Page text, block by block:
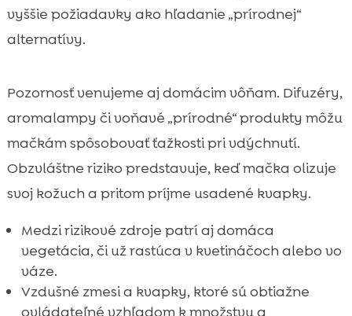
vyššie požiadavky ako hľadanie „prírodnej“
alternatívy.
Pozornosť venujeme aj domácim vôňam. Difuzéry,
aromalampy či voňavé „prírodné“ produkty môžu
mačkám spôsobovať ťažkosti pri vdýchnutí.
Obzvláštne riziko predstavuje, keď mačka olizuje
svoj kožuch a pritom príjme usadené kvapky.
Medzi rizikové zdroje patrí aj domáca
vegetácia, či už rastúca v kvetináčoch alebo vo
váze.
Vzdušné zmesi a kvapky, ktoré sú obtiažne